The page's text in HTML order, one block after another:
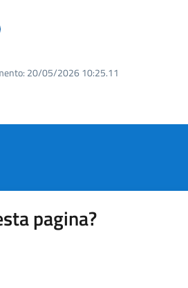
20/05/2026 10:25.11
pagina?